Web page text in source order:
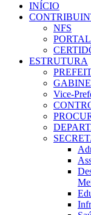
INÍCIO
NFS
ESTRUTURA
Vice-